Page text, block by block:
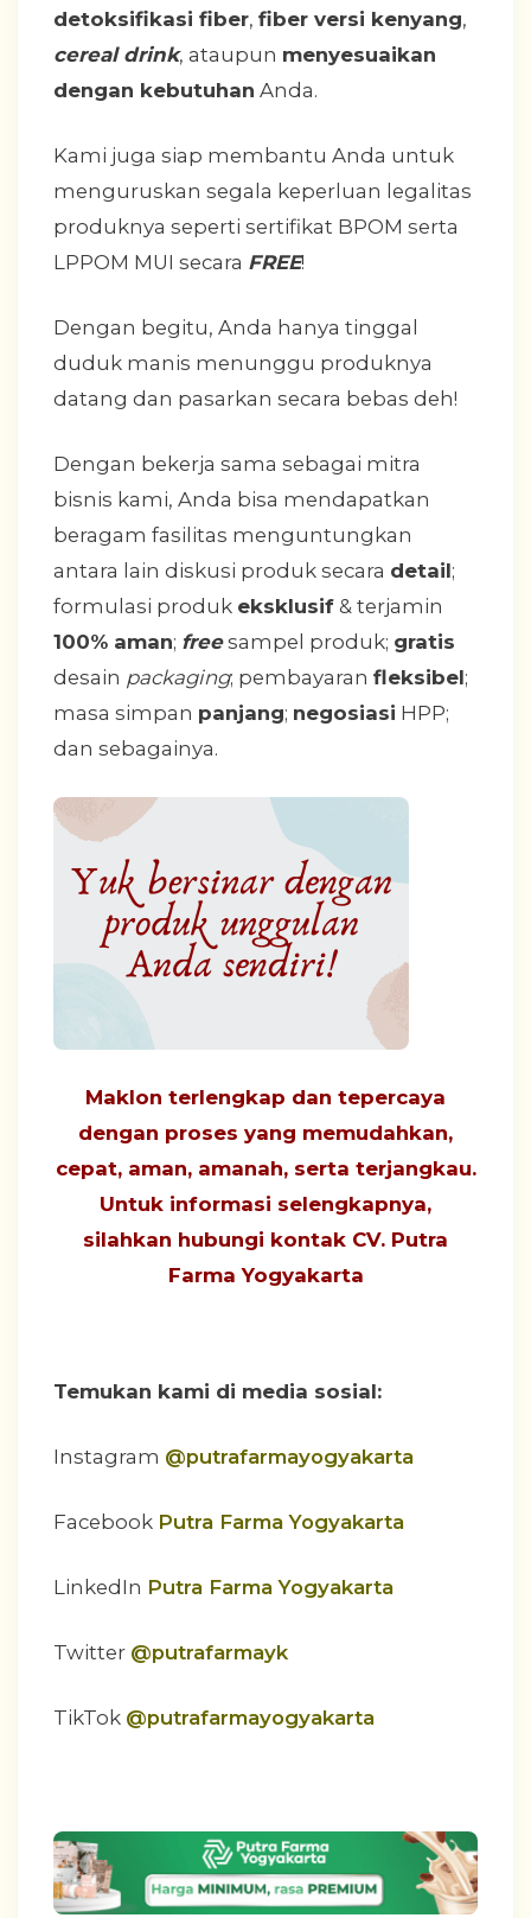
detoksifikasi fiber, fiber versi kenyang,
cereal drink, ataupun menyesuaikan
dengan kebutuhan Anda.
Kami juga siap membantu Anda untuk
menguruskan segala keperluan legalitas
produknya seperti sertifikat BPOM serta
LPPOM MUI secara FREE!
Dengan begitu, Anda hanya tinggal
duduk manis menunggu produknya
datang dan pasarkan secara bebas deh!
Dengan bekerja sama sebagai mitra
bisnis kami, Anda bisa mendapatkan
beragam fasilitas menguntungkan
antara lain diskusi produk secara detail;
formulasi produk eksklusif & terjamin
100% aman; freesampel produk; gratis
desain packaging; pembayaran fleksibel;
masa simpan panjang; negosiasi HPP;
dan sebagainya.
Maklon terlengkap dan tepercaya
dengan proses yang memudahkan,
cepat, aman, amanah, serta terjangkau.
Untuk informasi selengkapnya,
silahkan hubungi kontak CV. Putra
Farma Yogyakarta
Temukan kami di media sosial:
Instagram @putrafarmayogyakarta
Facebook Putra Farma Yogyakarta
LinkedIn Putra Farma Yogyakarta
Twitter @putrafarmayk
TikTok @putrafarmayogyakarta